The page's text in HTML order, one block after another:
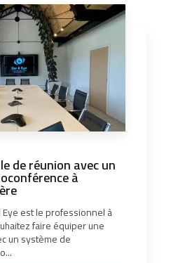
de réunion avec un
à
Eye est le professionnel à
faire équiper une
un système de